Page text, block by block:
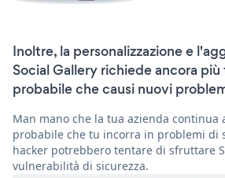
Inoltre, la personalizzazione e
Social Gallery richiede ancora
probabile che causi nuovi
Man mano che la tua azienda continua
probabile che tu incorra in problemi di
hacker potrebbero tentare di sfruttare
vulnerabilità di sicurezza.